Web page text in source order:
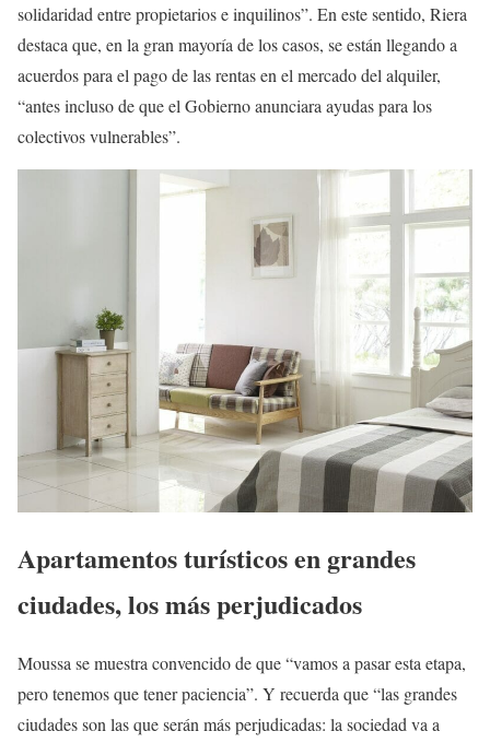
solidaridad entre propietarios e inquilinos”. En este sentido, Riera
destaca que, en la gran mayoría de los casos, se están llegando a
acuerdos para el pago de las rentas en el mercado del alquiler,
“antes incluso de que el Gobierno anunciara ayudas para los
colectivos vulnerables”.
Apartamentos turísticos en grandes
ciudades, los más perjudicados
Moussa se muestra convencido de que “vamos a pasar esta etapa,
pero tenemos que tener paciencia”. Y recuerda que “las grandes
ciudades son las que serán más perjudicadas: la sociedad va a